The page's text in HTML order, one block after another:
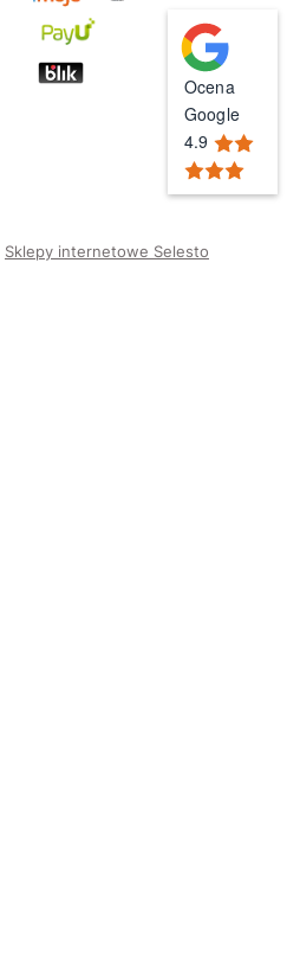
Ocena
Google
4.9
Sklepy internetowe Selesto